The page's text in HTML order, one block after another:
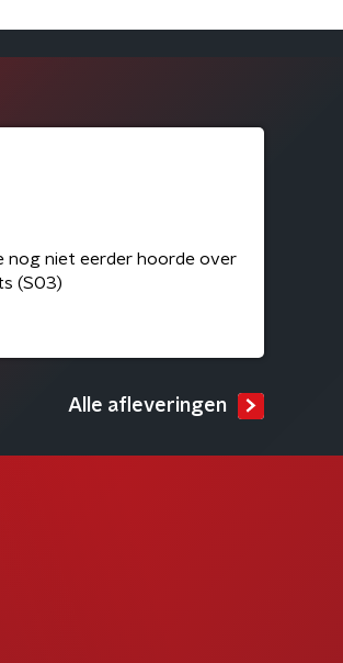
nog niet eerder hoorde over
(S03)
Alle afleveringen